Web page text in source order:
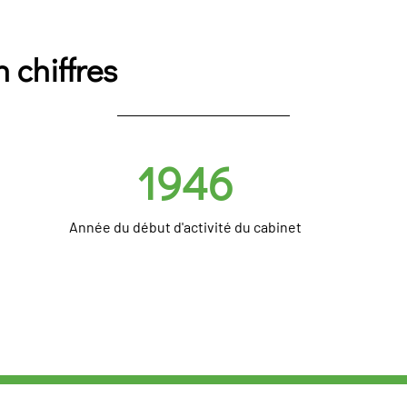
chiffres
1946
Année du début d'activité du cabinet